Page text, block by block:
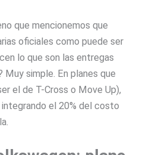
que mencionemos que
oficiales como puede ser
lo que son las entregas
Muy simple. En planes que
el de T-Cross o Move Up),
el 20% del costo